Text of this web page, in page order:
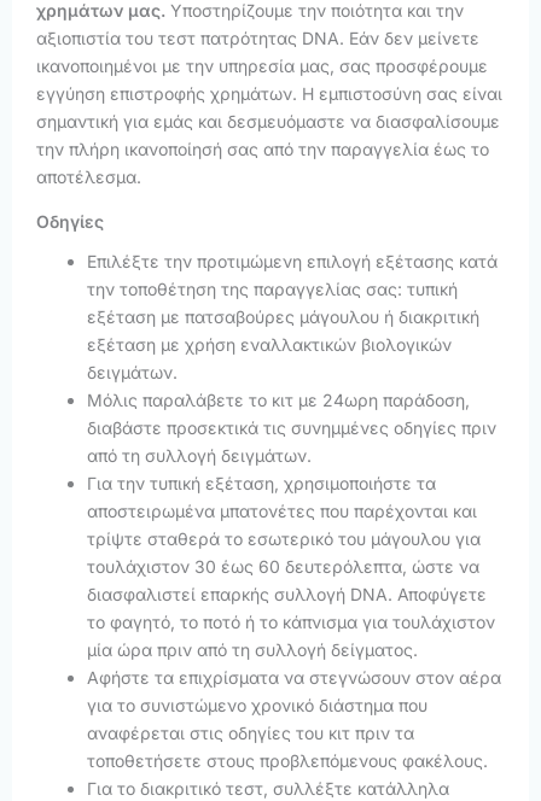
χρημάτων μας. Υποστηρίζουμε την ποιότητα και την
αξιοπιστία του τεστ πατρότητας DNA. Εάν δεν μείνετε
ικανοποιημένοι με την υπηρεσία μας, σας προσφέρουμε
εγγύηση επιστροφής χρημάτων. Η εμπιστοσύνη σας είναι
σημαντική για εμάς και δεσμευόμαστε να διασφαλίσουμε
την πλήρη ικανοποίησή σας από την παραγγελία έως το
αποτέλεσμα.
Οδηγίες
Επιλέξτε την προτιμώμενη επιλογή εξέτασης κατά
την τοποθέτηση της παραγγελίας σας: τυπική
εξέταση με πατσαβούρες μάγουλου ή διακριτική
εξέταση με χρήση εναλλακτικών βιολογικών
δειγμάτων.
Μόλις παραλάβετε το κιτ με 24ωρη παράδοση,
διαβάστε προσεκτικά τις συνημμένες οδηγίες πριν
από τη συλλογή δειγμάτων.
Για την τυπική εξέταση, χρησιμοποιήστε τα
αποστειρωμένα μπατονέτες που παρέχονται και
τρίψτε σταθερά το εσωτερικό του μάγουλου για
τουλάχιστον 30 έως 60 δευτερόλεπτα, ώστε να
διασφαλιστεί επαρκής συλλογή DNA. Αποφύγετε
το φαγητό, το ποτό ή το κάπνισμα για τουλάχιστον
μία ώρα πριν από τη συλλογή δείγματος.
Αφήστε τα επιχρίσματα να στεγνώσουν στον αέρα
για το συνιστώμενο χρονικό διάστημα που
αναφέρεται στις οδηγίες του κιτ πριν τα
τοποθετήσετε στους προβλεπόμενους φακέλους.
Για το διακριτικό τεστ, συλλέξτε κατάλληλα